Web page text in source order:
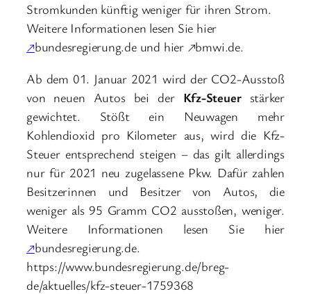
Stromkunden künftig weniger für ihren Strom.
Weitere Informationen lesen Sie hier
↗bundesregierung.de und hier ↗bmwi.de.
Ab dem 01. Januar 2021 wird der CO2-Ausstoß
von neuen Autos bei der Kfz-Steuerstärker
gewichtet. Stößt ein Neuwagen mehr
Kohlendioxid pro Kilometer aus, wird die Kfz-
Steuer entsprechend steigen – das gilt allerdings
nur für 2021 neu zugelassene Pkw. Dafür zahlen
Besitzerinnen und Besitzer von Autos, die
weniger als 95 Gramm CO2 ausstoßen, weniger.
Weitere Informationen lesen Sie hier
↗bundesregierung.de.
https://www.bundesregierung.de/breg-
de/aktuelles/kfz-steuer-1759368